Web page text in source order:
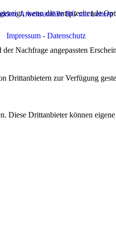
Arbeitsunfälle BG mit Leitern
Impressum - Datenschutz
wenn die entsprechende
Nachfrage angepassten
Drittanbietern zur Verfügung
Diese Drittanbieter können